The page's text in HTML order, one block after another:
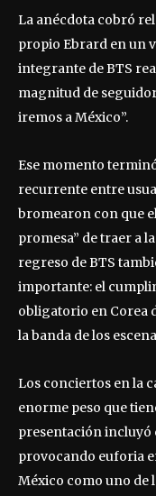
La anécdota cobró
propio Ebrard en un
integrante de BTS
magnitud de
iremos a México”.
Ese momento
recurrente entre
bromearon con que
promesa” de traer a
regreso de BTS
importante: el
obligatorio en Corea
la banda de los
Los conciertos en la
enorme peso que
presentación incluyó
provocando euforia
México como uno de